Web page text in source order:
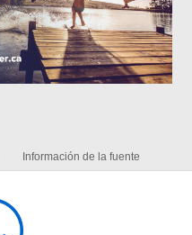
Información de la fuente